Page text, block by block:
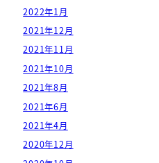
2022年1月
2021年12月
2021年11月
2021年10月
2021年8月
2021年6月
2021年4月
2020年12月